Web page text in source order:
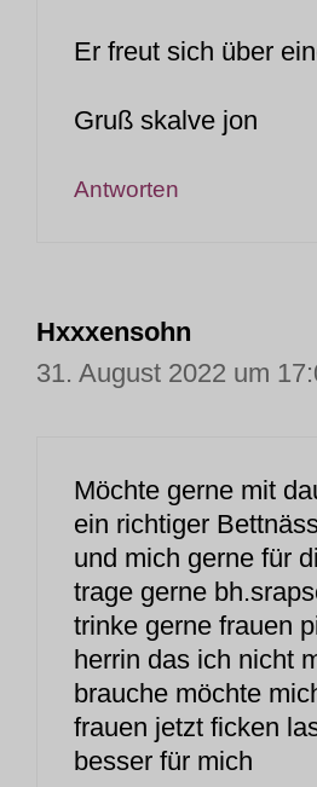
Er freut sich über
Gruß skalve jon
Antworten
Hxxxensohn
31. August 2022 um
Möchte gerne mit
ein richtiger
und mich gerne für
trage gerne
trinke gerne frauen
herrin das ich nicht
brauche möchte
frauen jetzt ficken
besser für mich